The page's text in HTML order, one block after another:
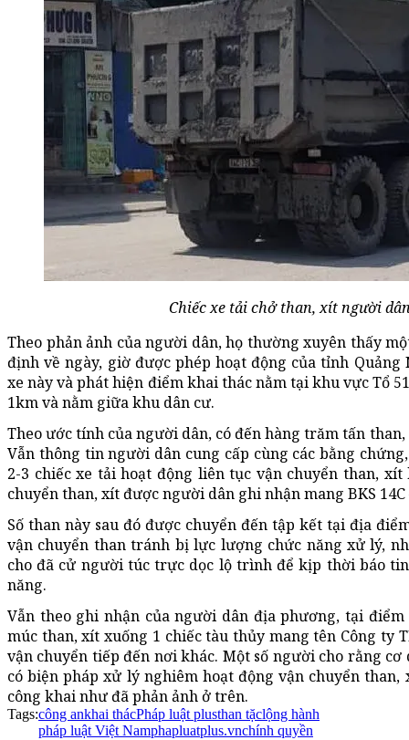
Chiếc xe tải chở than, xít người
Theo phản ảnh của người dân, họ thường xuyên thấy
định về ngày, giờ được phép hoạt động của tỉnh
xe này và phát hiện điểm khai thác nằm tại khu vực Tổ
1km và nằm giữa khu dân cư.
Theo ước tính của người dân, có đến hàng trăm tấn
Vẫn thông tin người dân cung cấp cùng các bằng
2-3 chiếc xe tải hoạt động liên tục vận chuyển than,
chuyển than, xít được người dân ghi nhận mang BKS 14C
Số than này sau đó được chuyển đến tập kết tại địa
vận chuyển than tránh bị lực lượng chức năng xử lý,
cho đã cử người túc trực dọc lộ trình để kịp thời báo
năng.
Vẫn theo ghi nhận của người dân địa phương, tại
múc than, xít xuống 1 chiếc tàu thủy mang tên Công ty
vận chuyển tiếp đến nơi khác. Một số người cho rằng
có biện pháp xử lý nghiêm hoạt động vận chuyển
công khai như đã phản ảnh ở trên.
Tags:công ankhai thácPháp luật plusthan tặclộng hành
pháp luật Việt Namphapluatplus.vnchính quyền